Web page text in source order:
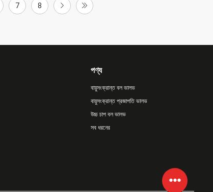
7 8
পণ্য
বায়ুসংক্রান্ত বল ভালভ
বায়ুসংক্রান্ত প্রজাপতি ভালভ
উচ্চ চাপ বল ভালভ
সব ধরনের